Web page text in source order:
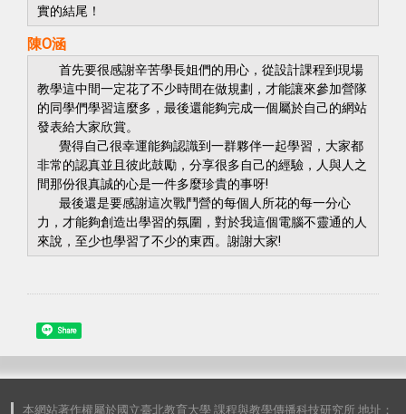
實的結尾！
陳O涵
首先要很感謝辛苦學長姐們的用心，從設計課程到現場
教學這中間一定花了不少時間在做規劃，才能讓來參加營隊
的同學們學習這麼多，最後還能夠完成一個屬於自己的網站
發表給大家欣賞。
覺得自己很幸運能夠認識到一群夥伴一起學習，大家都
非常的認真並且彼此鼓勵，分享很多自己的經驗，人與人之
間那份很真誠的心是一件多麼珍貴的事呀!
最後還是要感謝這次戰鬥營的每個人所花的每一分心
力，才能夠創造出學習的氛圍，對於我這個電腦不靈通的人
來說，至少也學習了不少的東西。謝謝大家!
Share
本網站著作權屬於國立臺北教育大學 課程與教學傳播科技研究所 地址：